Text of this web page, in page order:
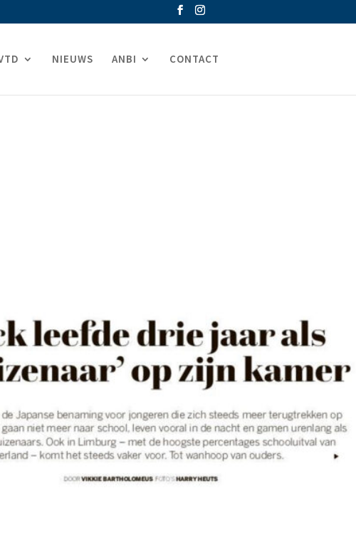
NIEUWS ANBI CONTACT